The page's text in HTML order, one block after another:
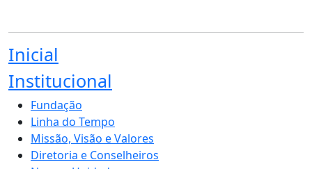
Inicial
Institucional
Fundação
Linha do Tempo
Missão, Visão e Valores
Diretoria e Conselheiros